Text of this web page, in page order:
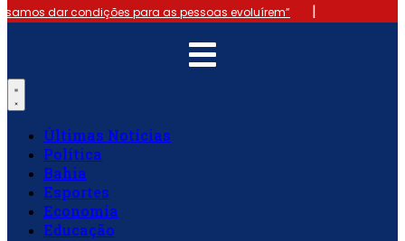
dar condições para as pessoas evoluírem”
|
Últimas Notícias
Política
Bahia
Esportes
Economia
Educação